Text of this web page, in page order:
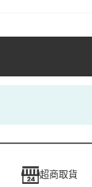
超商取貨